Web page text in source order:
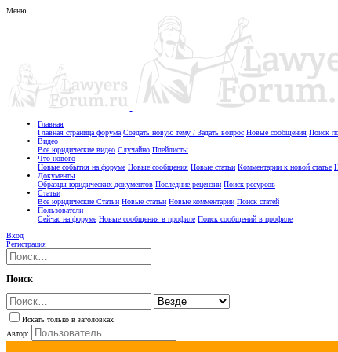
Меню
Главная
Главная страница форума Создать новую тему / Задать вопрос Новые сообщения Поиск
Видео
Все юридические видео Случайно Плейлисты
Что нового
Новые события на форуме Новые сообщения Новые статьи Комментарии к новой статье
Документы
Образцы юридических документов Последние рецензии Поиск ресурсов
Статьи
Все юридические Статьи Новые статьи Новые комментарии Поиск статей
Пользователи
Сейчас на форуме Новые сообщения в профиле Поиск сообщений в профиле
Вход
Регистрация
Поиск
Искать только в заголовках
Автор: